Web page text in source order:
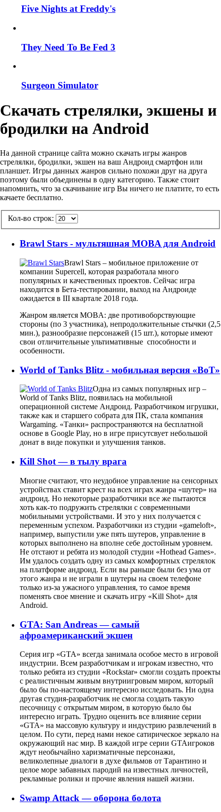
Five Nights at Freddy's
They Need To Be Fed 3
Surgeon Simulator
Скачать стрелялки, экшены и
бродилки на Android
На данной странице сайта можно скачать игры жанров
стрелялки, бродилки, экшен на ваш Андроид смартфон или
планшет. Игры данных жанров сильно похожи друг на друга
поэтому были объединены в одну категорию. Также стоит
напомнить, что за скачивание игр Вы ничего не платите, то есть
качаете бесплатно.
Кол-во строк:
Brawl Stars - мультяшная MOBA для Android
Brawl Stars – мобильное приложение от
компании Supercell, которая разработала много
популярных и качественных проектов. Сейчас игра
находится в Бета-тестировании, выход на Андроиде
ожидается в III квартале 2018 года.
Жанром является MOBA: две противоборствующие
стороны (по 3 участника), непродолжительные стычки (2,5
мин.), разнообразие персонажей (15 шт.), которые имеют
свои отличительные ультимативные способности и
особенности.
World of Tanks Blitz - мобильная версия «ВоТ»
Одна из самых популярных игр –
World of Tanks Blitz, появилась на мобильной
операционной системе Андроид. Разработчиком игрушки,
также как и старшего собрата для ПК, стала компания
Wargaming. «Танки» распространяются на бесплатной
основе в Google Play, но в игре присутсвует небольшой
донат в виде покупки и улучшения танков.
Kill Shot — в тылу врага
Многие считают, что неудобное управление на сенсорных
устройствах ставит крест на всех играх жанра «шутер» на
андроид. Но некоторые разработчики все же пытаются
хоть как-то подружить стрелялки с современными
мобильными устройствами. И это у них получается с
переменным успехом. Разработчики из студии «gameloft»,
например, выпустили уже пять шутеров, управление в
которых выполнено на вполне себе достойным уровнем.
Не отстают и ребята из молодой студии «Hothead Games».
Им удалось создать одну из самых комфортных стрелялок
на платформе андроид. Если вы раньше были без ума от
этого жанра и не играли в шутеры на своем телефоне
только из-за ужасного управления, то самое время
поменять свое мнение и скачать игру «Kill Shot» для
Android.
GTA: San Andreas — самый
афроамериканский экшен
Серия игр «GTA» всегда занимала особое место в игровой
индустрии. Всем разработчикам и игрокам известно, что
только ребята из студии «Rockstar» смогли создать проекты
с реалистичным живым внутриигровым миром, который
было бы по-настоящему интересно исследовать. Ни одна
другая студия-разработчик не смогла создать такую
песочницу с открытым миром, в которую было бы
интересно играть. Трудно оценить все влияние серии
«GTA» на массовую культуру и индустрию развлечений в
целом. По сути, перед нами некое сатирическое зеркало на
окружающий нас мир. В каждой игре серии GTAигроков
ждут необычайно харизматичные персонажи,
великолепные диалоги в духе фильмов от Тарантино и
целое море забавных пародий на известных личностей,
рекламные ролики и прочие явления нашей жизни.
Swamp Attack — оборона болота